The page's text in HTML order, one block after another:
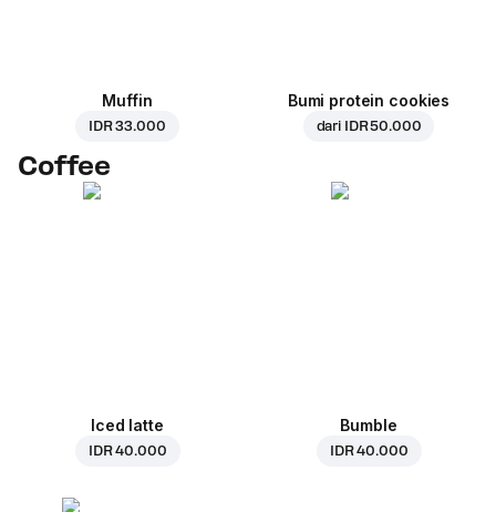
Muffin
IDR 33.000
Bumi protein cookies
dari IDR 50.000
Coffee
Iced latte
IDR 40.000
Bumble
IDR 40.000